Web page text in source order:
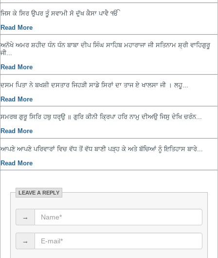
ਜਿਸ ਕੇ ਸਿਰ ਉਪਰ ਤੂੰ ਸਵਾਮੀ ਸੋ ਦੁੱਖ ਕੈਸਾ ਪਾਵੈ ੴ
Read More
ਅਨੋਖੇ ਅਮਰ ਸ਼ਹੀਦ ਧੰਨ ਧੰਨ ਬਾਬਾ ਦੀਪ ਸਿੰਘ ਸਾਹਿਬ ਮਹਾਰਾਜਾ ਜੀ ਸਤਿਨਾਮ ਸ਼੍ਰੀ ਵਾਹਿਗੁਰੂ
ਜੀ...
Read More
ਦਸਮ ਪਿਤਾ ਨੇ ਬਖਸ਼ੀ ਦਸਤਾਰ ਜਿਹੜੀ ਸਾਡੇ ਸਿਰਾਂ ਦਾ ਤਾਜ ਏ ਖਾਲਸਾ ਜੀ । ਲਹੂ...
Read More
ਸਮਰਥ ਗੁਰੂ ਸਿਰਿ ਹਥੁ ਧਰੵਉ ॥ ਗੁਰਿ ਕੀਨੀ ਕ੍ਰਿਪਾ ਹਰਿ ਨਾਮੁ ਦੀਅਉ ਜਿਸੁ ਦੇਖਿ ਚਰੰਨ...
Read More
ਆਪਣੇ ਆਪਣੇ ਪਰਿਵਾਰਾਂ ਵਿਚ ਵੱਧ ਤੋਂ ਵੱਧ ਬਾਣੀ ਪੜ੍ਹ ਕੇ ਅਤੇ ਬੱਚਿਆਂ ਨੂੰ ਇਤਿਹਾਸ ਬਾਰੇ...
Read More
LEAVE A REPLY
→
→